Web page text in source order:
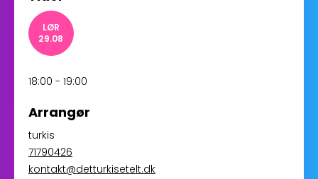
LØR
29.08
18:00 - 19:00
Arrangør
turkis
71790426
kontakt@detturkisetelt.dk